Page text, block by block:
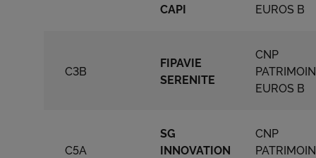
CAPI
EUROS B
C3B
FIPAVIE
SERENITE
CNP
EUROS B
C5A
SG
INNOVATION
CNP